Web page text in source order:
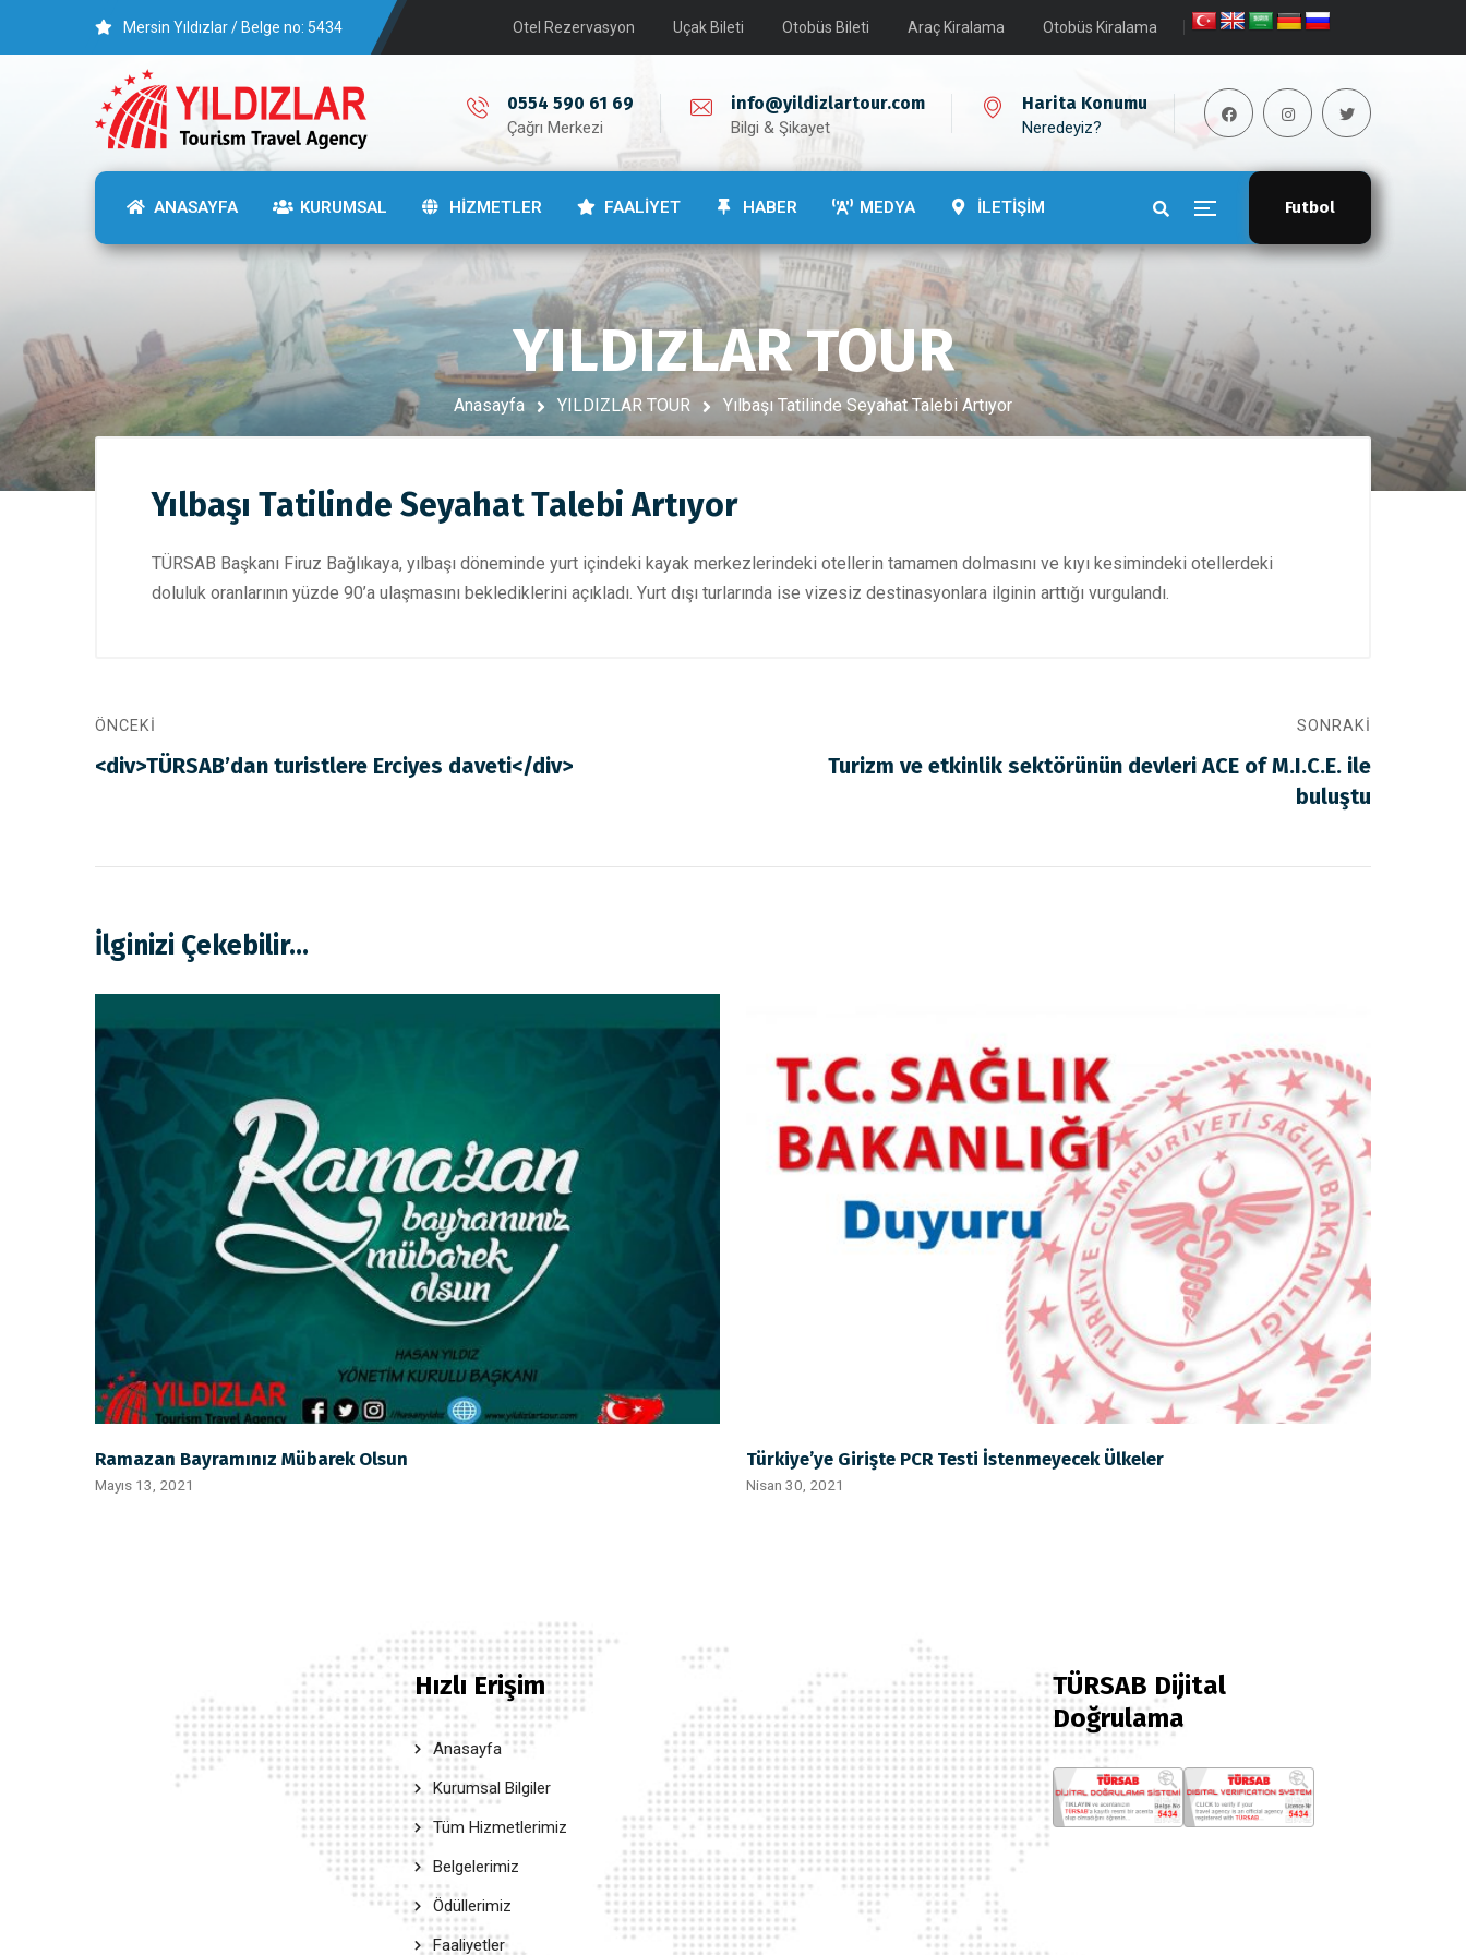
Mersin Yıldızlar / Belge no: 5434 Otel Rezervasyon Uçak Bileti Otobüs Bileti Araç Kiralama Otobüs Kiralama
0554 590 61 69
Çağrı Merkezi
info@yildizlartour.com
Bilgi & Şikayet
Harita Konumu
Neredeyiz?
Futbol
ANASAYFA KURUMSAL HİZMETLER FAALİYET HABER MEDYA İLETİŞİM
YILDIZLAR TOUR
Anasayfa YILDIZLAR TOUR Yılbaşı Tatilinde Seyahat Talebi Artıyor
Yılbaşı Tatilinde Seyahat Talebi Artıyor
TÜRSAB Başkanı Firuz Bağlıkaya, yılbaşı döneminde yurt içindeki kayak merkezlerindeki otellerin tamamen dolmasını ve kıyı kesimindeki otellerdeki
doluluk oranlarının yüzde 90’a ulaşmasını beklediklerini açıkladı. Yurt dışı turlarında ise vizesiz destinasyonlara ilginin arttığı vurgulandı.
ÖNCEKI
<div>TÜRSAB’dan turistlere Erciyes daveti</div>
SONRAKI
Turizm ve etkinlik sektörünün devleri ACE of M.I.C.E. ile
buluştu
İlginizi Çekebilir...
Ramazan Bayramınız Mübarek Olsun
Mayıs 13, 2021
Türkiye’ye Girişte PCR Testi İstenmeyecek Ülkeler
Nisan 30, 2021
Hızlı Erişim
Anasayfa
Kurumsal Bilgiler
Tüm Hizmetlerimiz
Belgelerimiz
Ödüllerimiz
Faaliyetler
TÜRSAB Dijital
Doğrulama